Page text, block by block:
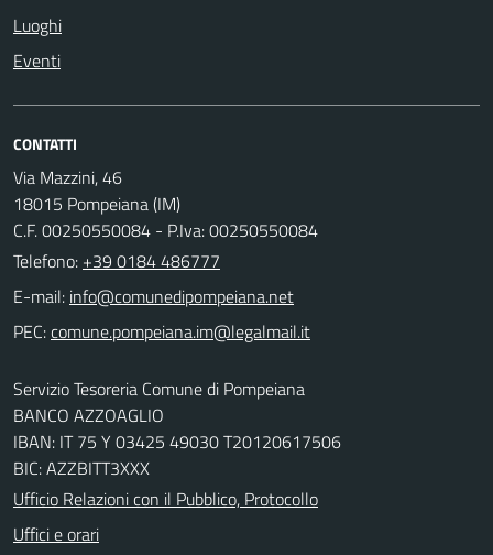
Luoghi
Eventi
CONTATTI
Via Mazzini, 46
18015 Pompeiana (IM)
C.F. 00250550084 - P.Iva: 00250550084
Telefono: +39 0184 486777
E-mail:
PEC:
Servizio Tesoreria Comune di Pompeiana
BANCO AZZOAGLIO
IBAN: IT 75 Y 03425 49030 T20120617506
BIC: AZZBITT3XXX
Ufficio Relazioni con il Pubblico, Protocollo
Uffici e orari